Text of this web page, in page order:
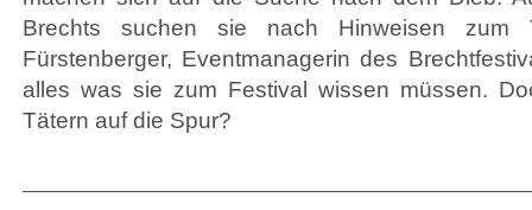
Brechts suchen sie nach Hinweisen zum
Fürstenberger, Eventmanagerin des
alles was sie zum Festival wissen müssen.
Tätern auf die Spur?